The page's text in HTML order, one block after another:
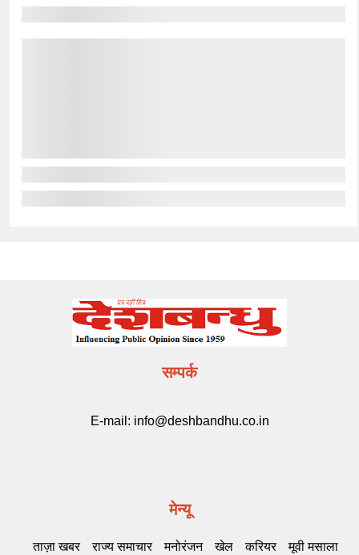
सम्पर्क
E-mail: info@deshbandhu.co.in
मेन्यू
ताज़ा खबर राज्य समाचार मनोरंजन खेल करियर मूवी मसाला